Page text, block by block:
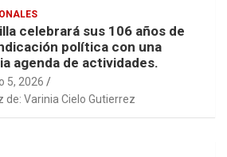
celebrará sus 106 años de
política con una
agenda de actividades.
5, 2026
de: Varinia Cielo Gutierrez